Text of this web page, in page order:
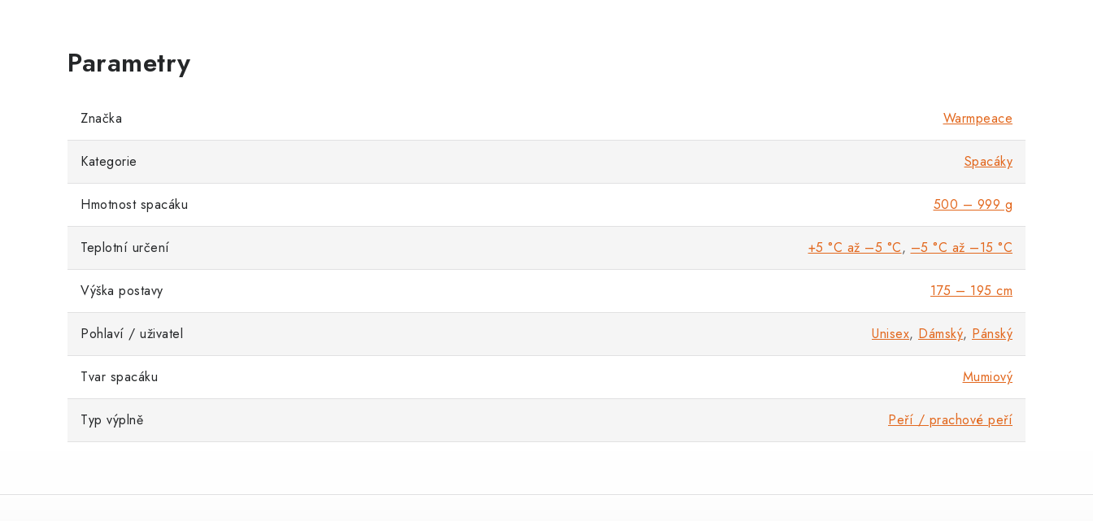
Značka Warmpeace
Kategorie Spacáky
Hmotnost spacáku 500 – 999 g
Teplotní určení +5 °C až –5 °C, –5 °C až –15 °C
Výška postavy 175 – 195 cm
Pohlaví / uživatel Unisex, Dámský, Pánský
Tvar spacáku Mumiový
Typ výplně Peří / prachové peří